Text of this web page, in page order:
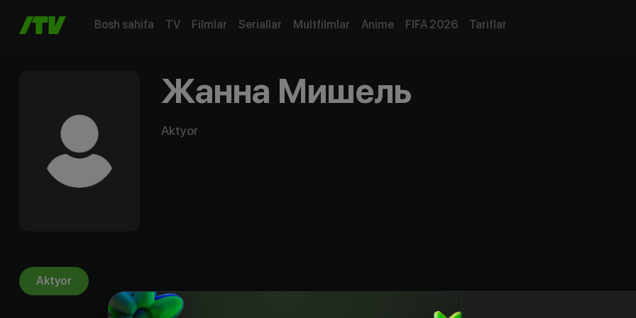
Bosh sahifa TV Filmlar Seriallar Multfilmlar Anime FIFA 2026 Tariflar
Жанна Мишель
Aktyor
Aktyor